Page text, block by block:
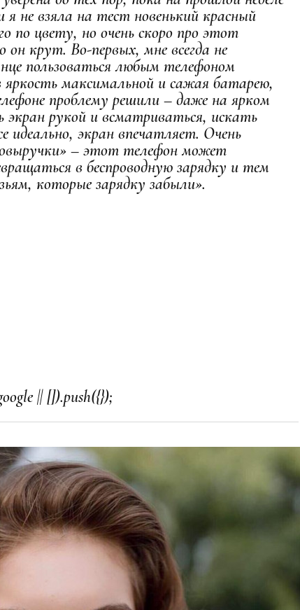
не взяла на тест новенький красный
по цвету, но очень скоро про этот
крут. Во-первых, мне всегда не
пользоваться любым телефоном
максимальной и сажая батарею,
проблему решили – даже на ярком
экран рукой и всматриваться, искать
идеально, экран впечатляет. Очень
– этот телефон может
в беспроводную зарядку и тем
которые зарядку забыли».